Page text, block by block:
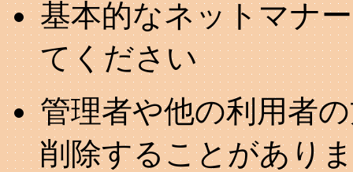
基本的なネットマナ
てください
管理者や他の利用者
削除することがあり